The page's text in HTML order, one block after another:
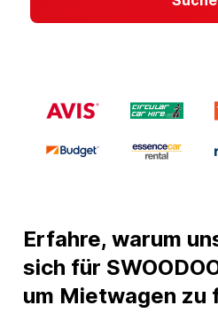
Erfahre, warum
sich für
um Mietwagen zu